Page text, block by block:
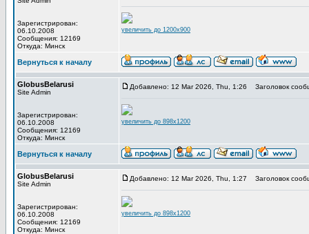
Зарегистрирован:
06.10.2008
Сообщения: 12169
Откуда: Минск
увеличить до 1200x900
Вернуться к началу
GlobusBelarusi
Site Admin
Зарегистрирован:
06.10.2008
Сообщения: 12169
Откуда: Минск
Добавлено: 12 Mar 2026, Thu, 1:26 Заголовок
увеличить до 898x1200
Вернуться к началу
GlobusBelarusi
Site Admin
Зарегистрирован:
06.10.2008
Сообщения: 12169
Откуда: Минск
Добавлено: 12 Mar 2026, Thu, 1:27 Заголовок
увеличить до 898x1200